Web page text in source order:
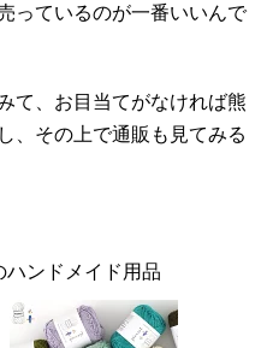
っているのが一番いいんで
て、お目当てがなければ熊
、その上で通販も見てみる
ンドメイド用品